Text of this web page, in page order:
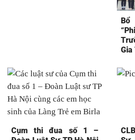
Gia
Cụm thi đua số 1 –